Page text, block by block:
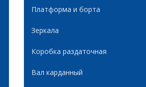
Платформа и борта
Зеркала
Коробка раздаточная
Вал карданный